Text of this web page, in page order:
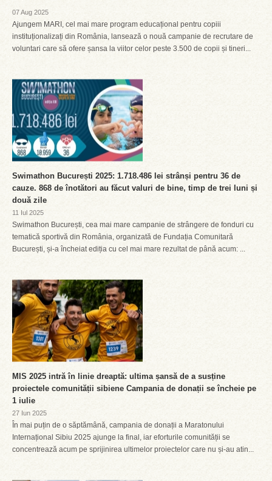
07 Aug 2025
Ajungem MARI, cel mai mare program educațional pentru copiii
instituționalizați din România, lansează o nouă campanie de recrutare de
voluntari care să ofere șansa la viitor celor peste 3.500 de copii și tineri...
Swimathon București 2025: 1.718.486 lei strânși pentru 36 de
cauze. 868 de înotători au făcut valuri de bine, timp de trei luni și
două zile
11 Iul 2025
Swimathon București, cea mai mare campanie de strângere de fonduri cu
tematică sportivă din România, organizată de Fundația Comunitară
București, și-a încheiat ediția cu cel mai mare rezultat de până acum: ...
MIS 2025 intră în linie dreaptă: ultima șansă de a susține
proiectele comunității sibiene Campania de donații se încheie pe
1 iulie
27 Iun 2025
În mai puțin de o săptămână, campania de donații a Maratonului
Internațional Sibiu 2025 ajunge la final, iar eforturile comunității se
concentrează acum pe sprijinirea ultimelor proiectelor care nu și-au atin...